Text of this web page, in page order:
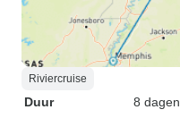
Riviercruise
Duur
8 dagen